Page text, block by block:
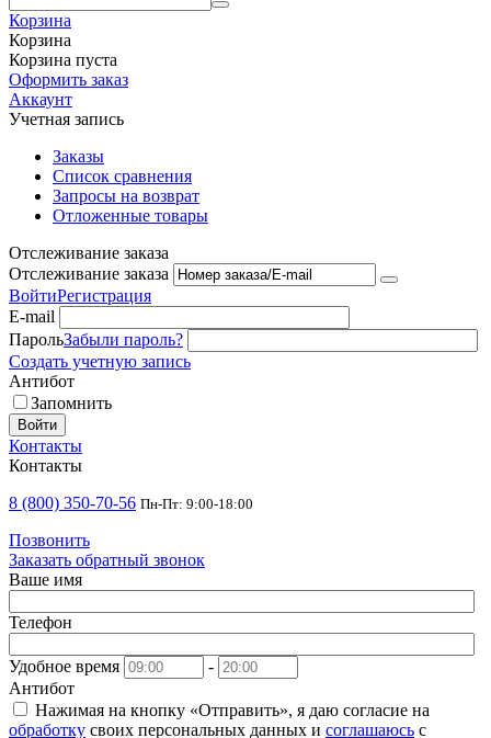
Корзина
Корзина
Корзина пуста
Оформить заказ
Аккаунт
Учетная запись
Заказы
Список сравнения
Запросы на возврат
Отложенные товары
Отслеживание заказа
Отслеживание заказа
ВойтиРегистрация
E-mail
ПарольЗабыли пароль?
Создать учетную запись
Антибот
Запомнить
Войти
Контакты
Контакты
8 (800) 350-70-56 Пн-Пт: 9:00-18:00
Позвонить
Заказать обратный звонок
Ваше имя
Телефон
Удобное время
-
Антибот
Нажимая на кнопку «Отправить», я даю согласие на
обработку своих персональных данных и соглашаюсь с